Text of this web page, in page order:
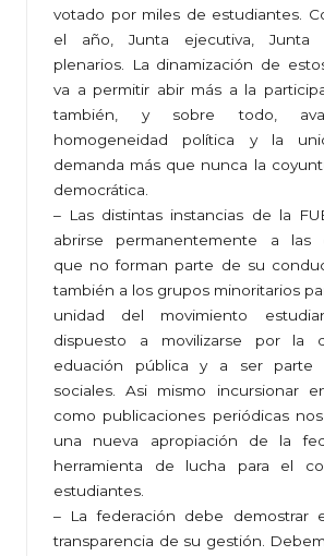
votado por miles de estudiantes.
el año, Junta ejecutiva, Junta
plenarios. La dinamización de
va a permitir abir más a la
también, y sobre todo,
homogeneidad política y la
demanda más que nunca la
democrática.
– Las distintas instancias de la
abrirse permanentemente a las
que no forman parte de su
también a los grupos minoritarios
unidad del movimiento
dispuesto a movilizarse por la
eduación pública y a ser parte
sociales. Asi mismo incursionar
como publicaciones periódicas
una nueva apropiación de la
herramienta de lucha para el
estudiantes.
– La federación debe demostrar
transparencia de su gestión.